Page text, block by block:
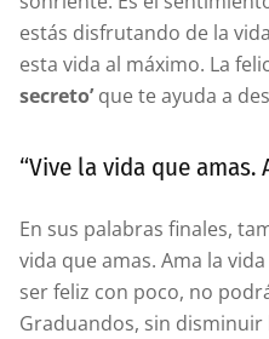
estás disfrutando de la
esta vida al máximo. La
secreto’que te ayuda a
“Vive la vida que amas.
En sus palabras finales,
vida que amas. Ama la
ser feliz con poco, no
Graduandos, sin disminuir